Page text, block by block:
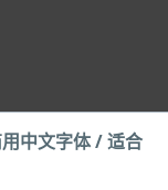
中文字体 / 适合